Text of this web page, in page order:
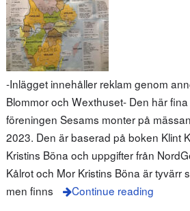
-Inlägget innehåller reklam genom
Blommor och Wexthuset- Den här
föreningen Sesams monter på
2023. Den är baserad på boken Klint
Kristins Böna och uppgifter från
Kålrot och Mor Kristins Böna är tyvärr
men finns
Continue reading